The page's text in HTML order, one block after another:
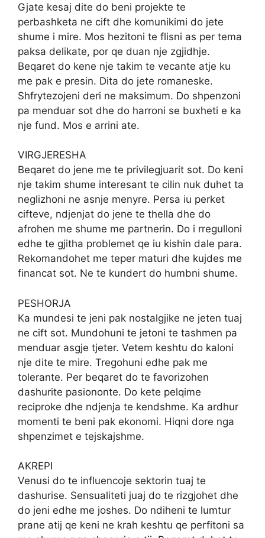
Gjate kesaj dite do beni projekte te
perbashketa ne cift dhe komunikimi do jete
shume i mire. Mos hezitoni te flisni as per tema
paksa delikate, por qe duan nje zgjidhje.
Beqaret do kene nje takim te vecante atje ku
me pak e presin. Dita do jete romaneske.
Shfrytezojeni deri ne maksimum. Do shpenzoni
pa menduar sot dhe do harroni se buxheti e ka
nje fund. Mos e arrini ate.
VIRGJERESHA
Beqaret do jene me te privilegjuarit sot. Do keni
nje takim shume interesant te cilin nuk duhet ta
neglizhoni ne asnje menyre. Persa iu perket
cifteve, ndjenjat do jene te thella dhe do
afrohen me shume me partnerin. Do i rregulloni
edhe te gjitha problemet qe iu kishin dale para.
Rekomandohet me teper maturi dhe kujdes me
financat sot. Ne te kundert do humbni shume.
PESHORJA
Ka mundesi te jeni pak nostalgjike ne jeten tuaj
ne cift sot. Mundohuni te jetoni te tashmen pa
menduar asgje tjeter. Vetem keshtu do kaloni
nje dite te mire. Tregohuni edhe pak me
tolerante. Per beqaret do te favorizohen
dashurite pasiononte. Do kete pelqime
reciproke dhe ndjenja te kendshme. Ka ardhur
momenti te beni pak ekonomi. Hiqni dore nga
shpenzimet e tejskajshme.
AKREPI
Venusi do te influencoje sektorin tuaj te
dashurise. Sensualiteti juaj do te rizgjohet dhe
do jeni edhe me joshes. Do ndiheni te lumtur
prane atij qe keni ne krah keshtu qe perfitoni sa